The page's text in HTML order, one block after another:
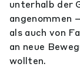
unterhalb der
angenommen
als auch von
an neue
wollten.